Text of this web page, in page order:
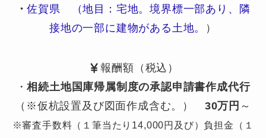
・佐賀県 （地目：宅地。境界標一部あり、隣
接地の一部に建物がある土地。
）
報酬額（税込）
・相続土地国庫帰属制度の承認申請書作成代行
（※仮杭設置及び図面作成含む。） 30万円 ～
※審査手数料（１筆当たり14,000円及び）負担金（１